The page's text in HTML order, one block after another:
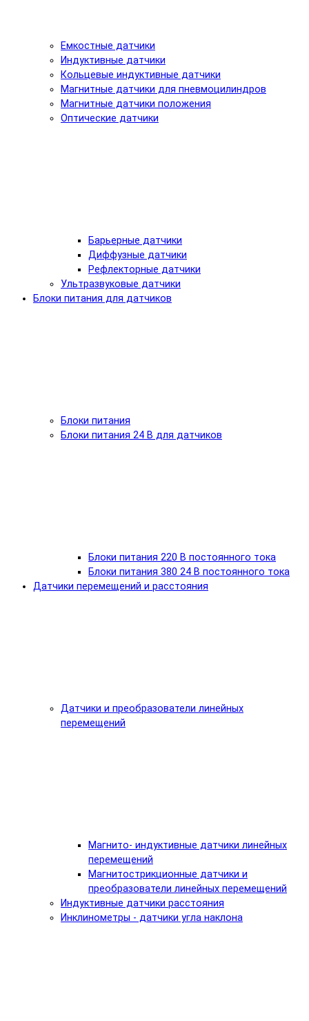
Емкостные датчики
Индуктивные датчики
Кольцевые индуктивные датчики
Магнитные датчики для пневмоцилиндров
Магнитные датчики положения
Оптические датчики
Барьерные датчики
Диффузные датчики
Рефлекторные датчики
Ультразвуковые датчики
Блоки питания для датчиков
Блоки питания
Блоки питания 24 В для датчиков
Блоки питания 220 В постоянного тока
Блоки питания 380 24 В постоянного тока
Датчики перемещений и расстояния
Датчики и преобразователи линейных
перемещений
Магнито- индуктивные датчики линейных
перемещений
Магнитострикционные датчики и
преобразователи линейных перемещений
Индуктивные датчики расстояния
Инклинометры - датчики угла наклона